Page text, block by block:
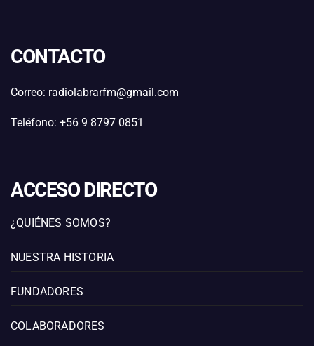
CONTACTO
Correo: radiolabrarfm@gmail.com
Teléfono: +56 9 8797 0851
ACCESO DIRECTO
¿QUIÉNES SOMOS?
NUESTRA HISTORIA
FUNDADORES
COLABORADORES